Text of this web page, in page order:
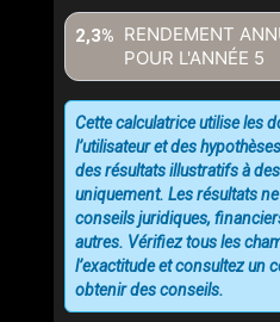
RENDEMENT
POUR L'ANNÉE 5
2,3%
Cette calculatrice utilise les
l’utilisateur et des
des résultats illustratifs à
uniquement. Les résultats
conseils juridiques,
autres. Vérifiez tous les
l’exactitude et consultez un
obtenir des conseils.